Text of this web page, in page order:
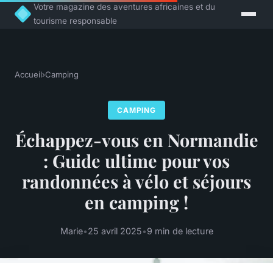
Votre magazine des aventures africaines et du
tourisme responsable
Accueil›Camping
CAMPING
Échappez-vous en Normandie
: Guide ultime pour vos
randonnées à vélo et séjours
en camping !
Marie•25 avril 2025•9 min de lecture